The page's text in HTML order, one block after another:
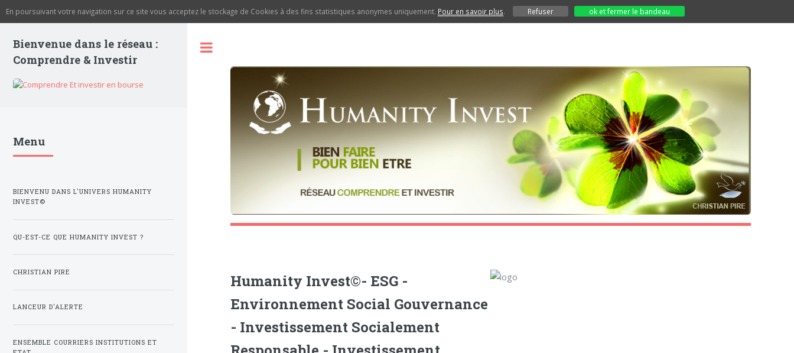
En poursuivant votre navigation sur ce site vous acceptez le stockage de Cookies à des fins statistiques anonymes uniquement. Pour en savoir plus. Refuser ok et fermer le bandeau
Humanity Invest©- ESG -
Environnement Social Gouvernance
- Investissement Socialement
Bienvenue dans le réseau :
Comprendre & Investir
Menu
BIENVENU DANS L'UNIVERS HUMANITY
INVEST©
QU-EST-CE QUE HUMANITY INVEST ?
CHRISTIAN PIRE
LANCEUR D'ALERTE
ENSEMBLE COURRIERS INSTITUTIONS ET